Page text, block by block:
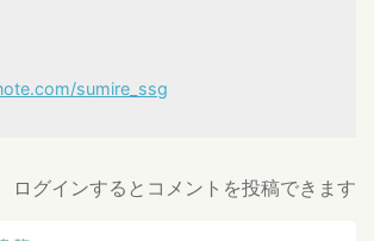
sumire_ssg
ログインするとコメントを投稿できます